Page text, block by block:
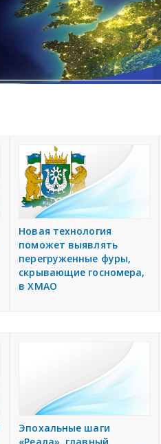
Новая технология
поможет выявлять
перегруженные фуры,
скрывающие госномера,
в ХМАО
Эпохальные шаги